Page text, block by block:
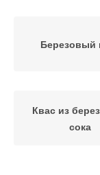
Березовый
Квас из
сока